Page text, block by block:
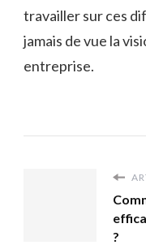
travailler sur ces
jamais de vue la
entreprise.
?